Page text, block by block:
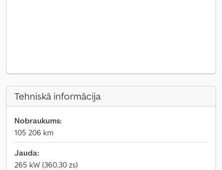
Tehniskā informācija
Nobraukums:
105 206 km
Jauda:
265 kW (360,30 zs)